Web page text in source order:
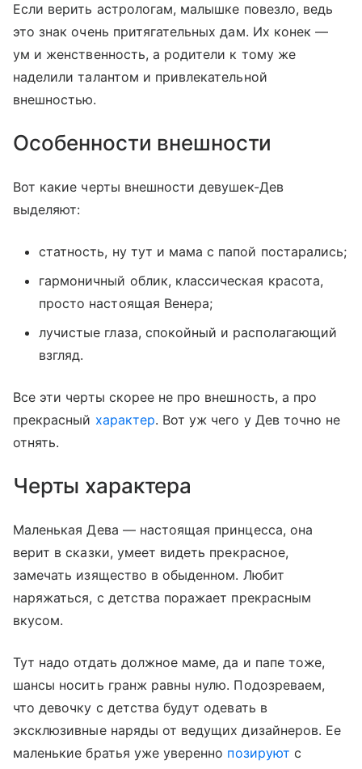
Если верить астрологам, малышке повезло, ведь
это знак очень притягательных дам. Их конек —
ум и женственность, а родители к тому же
наделили талантом и привлекательной
внешностью.
Особенности внешности
Вот какие черты внешности девушек-Дев
выделяют:
статность, ну тут и мама с папой постарались;
гармоничный облик, классическая красота,
просто настоящая Венера;
лучистые глаза, спокойный и располагающий
взгляд.
Все эти черты скорее не про внешность, а про
прекрасный характер. Вот уж чего у Дев точно не
отнять.
Черты характера
Маленькая Дева — настоящая принцесса, она
верит в сказки, умеет видеть прекрасное,
замечать изящество в обыденном. Любит
наряжаться, с детства поражает прекрасным
вкусом.
Тут надо отдать должное маме, да и папе тоже,
шансы носить гранж равны нулю. Подозреваем,
что девочку с детства будут одевать в
эксклюзивные наряды от ведущих дизайнеров. Ее
маленькие братья уже уверенно позируют с